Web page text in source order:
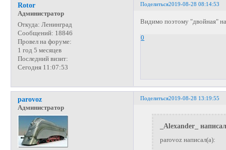
Поделиться2019-08-28 08:14:53
Rotor
Администратор
Откуда: Ленинград
Сообщений: 18846
Провел на форуме:
1 год 5 месяцев
Последний визит:
Сегодня 11:07:53
Видимо поэтому "двойная"
0
Поделиться2019-08-28 13:19:55
parovoz
Администратор
_Alexander_
parovoz написал(а):